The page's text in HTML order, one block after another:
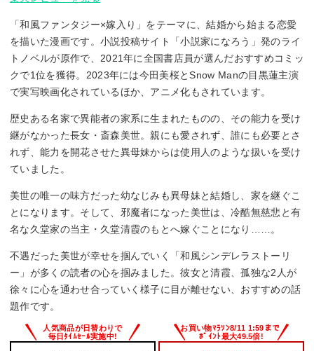
「和風ファンタジー×嫁入り」をテーマに、結婚から始まる恋愛
を描いた漫画です。小説投稿サイト「小説家になろう」発のライ
トノベルが原作で、2021年に全国書店員が選んだおすすめコミッ
クで1位を獲得。2023年には今田美桜とSnow Manの目黒蓮主演
で実写映画化されているほか、アニメ化もされています。
歴史ある名家で異能者の家系に生まれたものの、その能力を受け
継がなかった長女・斎森美世。親にも愛されず、誰にも必要とさ
れず、能力を開花させた異母妹からは使用人のような扱いを受け
ていました。
美世の唯一の味方だった幼なじみも異母妹と結婚し、家を継ぐこ
とになります。そして、邪魔者になった美世は、冷酷無慈悲と有
名な久堂家の当主・久堂清霞のもとへ嫁ぐことになり……。
不遇だった美世が幸せを掴んでいく「和風シンデレラストーリ
ー」が多くの読者の心を掴みました。彼女と清霞、孤独な2人が
徐々に心を通わせ合っていく様子に目が離せない、おすすめの話
題作です。